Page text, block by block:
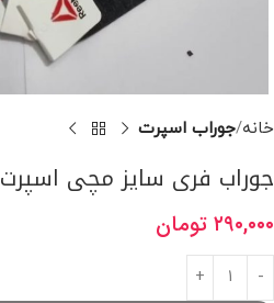
خانه جوراب اسپرت
جوراب فری سایز مچی اسپرت
۲۹۰,۰۰۰ تومان